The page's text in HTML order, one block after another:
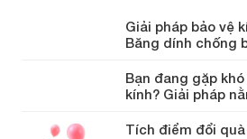
Giải pháp bảo vệ
Băng dính chống
Bạn đang gặp
kính? Giải pháp
Tích điểm đổi quà